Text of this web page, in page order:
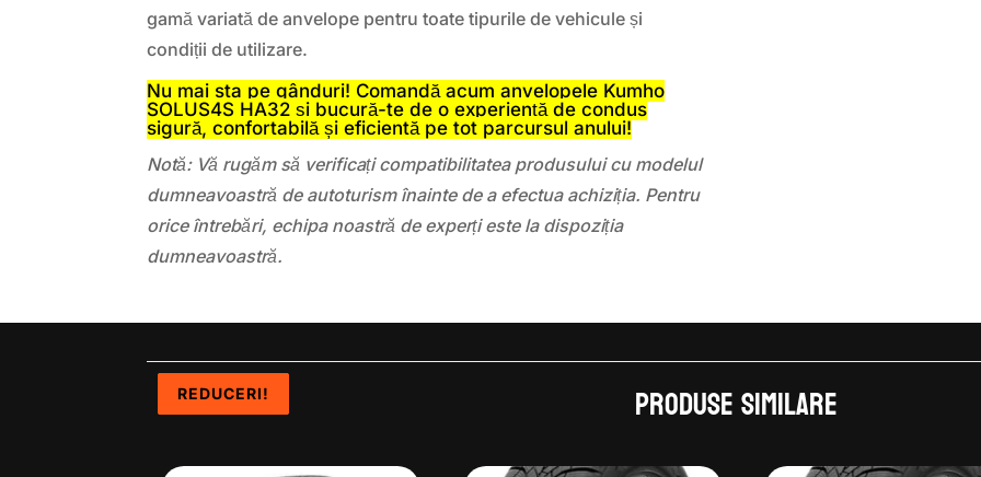
gamă variată de anvelope pentru toate tipurile de vehicule și
condiții de utilizare.
Nu mai sta pe gânduri! Comandă acum anvelopele Kumho
SOLUS4S HA32 și bucură-te de o experiență de condus
sigură, confortabilă și eficientă pe tot parcursul anului!
Notă: Vă rugăm să verificați compatibilitatea produsului cu modelul
dumneavoastră de autoturism înainte de a efectua achiziția. Pentru
orice întrebări, echipa noastră de experți este la dispoziția
dumneavoastră.
Produse similare
REDUCERI!
REDUCERI!
REDUCERI!
REDUCERI!